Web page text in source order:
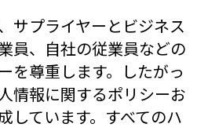
サプライヤーとビジネス
員、自社の従業員などの
を尊重します。したがっ
情報に関するポリシーお
しています。すべてのハ